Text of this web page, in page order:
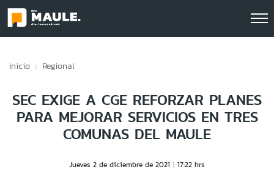
Inicio Regional
SEC EXIGE A CGE REFORZAR PLANES
PARA MEJORAR SERVICIOS EN TRES
COMUNAS DEL MAULE
Jueves 2 de diciembre de 2021 17:22 hrs